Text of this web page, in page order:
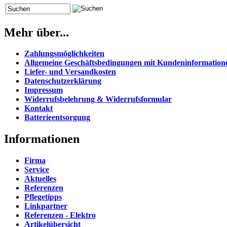
Mehr über...
Zahlungsmöglichkeiten
Allgemeine Geschäftsbedingungen mit
Liefer- und Versandkosten
Datenschutzerklärung
Impressum
Widerrufsbelehrung & Widerrufsformular
Kontakt
Batterieentsorgung
Informationen
Firma
Service
Aktuelles
Referenzen
Pflegetipps
Linkpartner
Referenzen - Elektro
Artikelübersicht